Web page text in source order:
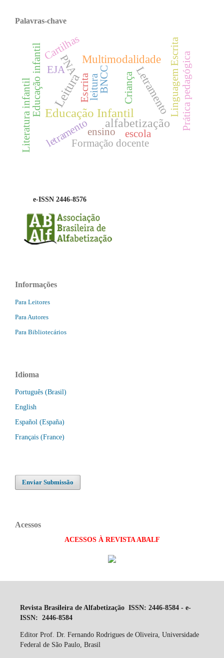
Palavras-chave
Educação Infantil
Leitura
alfabetização
Letramento
Multimodalidade
Educação infantil Escrita
letramento
Linguagem Escrita
Literatura infantil BNCC Prática pedagógica
PNA
ensino
Criança
Formação docente
Cartilhas
EJA
leitura
escola
e-ISSN 2446-8576
Informações
Para Leitores
Para Autores
Para Bibliotecários
Idioma
Português (Brasil)
English
Español (España)
Français (France)
Enviar Submissão
Acessos
ACESSOS À REVISTA ABALF
Revista Brasileira de Alfabetização ISSN: 2446-8584 - e-
ISSN: 2446-8584
Editor Prof. Dr. Fernando Rodrigues de Oliveira, Universidade
Federal de São Paulo, Brasil